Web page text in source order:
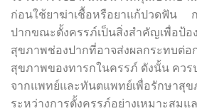
ก่อนใช้ยาฆ่าเชื้อหรือยาแก้ปวดฟัน
ปากขณะตั้งครรภ์เป็นสิ่งสำคัญเพื่อป้อ
สุขภาพช่องปากที่อาจส่งผลกระทบต่อ
สุขภาพของทารกในครรภ์ ดังนั้น คว
จากแพทย์และทันตแพทย์เพื่อรักษาสุข
ระหว่างการตั้งครรภ์อย่างเหมาะส